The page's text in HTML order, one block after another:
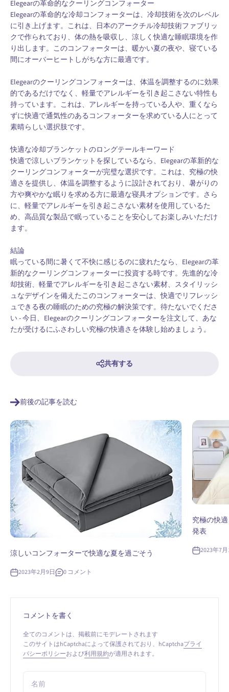
Elegearの革命的なクーリングコンフォーター
Elegearの革命的な冷却コンフォーターは、冷却技術を次のレベル
に引き上げます。これは、日本のアークチル冷却技術ファブリッ
クで作られており、体の熱を吸収し、涼しく快適な睡眠環境を作
り出します。このコンフォーターは、暖かい夏の夜や、寝ている
間にオーバーヒートしがちな方に最適です。
Elegearのクーリングコンフォーターは、体温を調整するのに効果
的であるだけでなく、軽量でアレルギーを引き起こさない特性も
持っています。これは、アレルギーを持っている人や、重くなら
ずに快適で通気性のあるコンフォーターを求めている人にとって
素晴らしい選択肢です。
快適な冷却ブランケットのロングテールキーワード
快適で涼しいブランケットを探しているなら、Elegearの革新的な
クーリングコンフォーターが完璧な選択です。これは、究極の快
適さを提供し、体温を調整するように設計されており、暑がりの
方や爽やかな眠りを求める方に最適な寝具オプションです。さら
に、軽量でアレルギーを引き起こさない素材を使用しているた
め、高品質な製品で眠っていることを安心してお楽しみいただけ
ます。
結論
眠っている間に暑くて不快に感じるのに疲れたなら、Elegearの革
新的なクーリングコンフォーターに投資する時です。先進的な冷
却技術、軽量でアレルギーを引き起こさない素材、スタイリッシ
ュなデザインを備えたこのコンフォーターは、快適でリフレッシ
ュできる夜の睡眠のための究極の解決策です。待たないでくださ
い - 今日、Elegearのクーリングコンフォーターを注文して、あな
たが受けるにふさわしい究極の快適さを体験し始めましょう。
共有する
前後の記事を読む
涼しいコンフォーターで快適な夏を過ごそう
2023年2月9日 0 コメント
究極の快
発表
2023年7
コメントを書く
全てのコメントは、掲載前にモデレートされます
このサイトはhCaptchaによって保護されており、hCaptchaプライ
バシーポリシーおよび利用規約が適用されます。
名前